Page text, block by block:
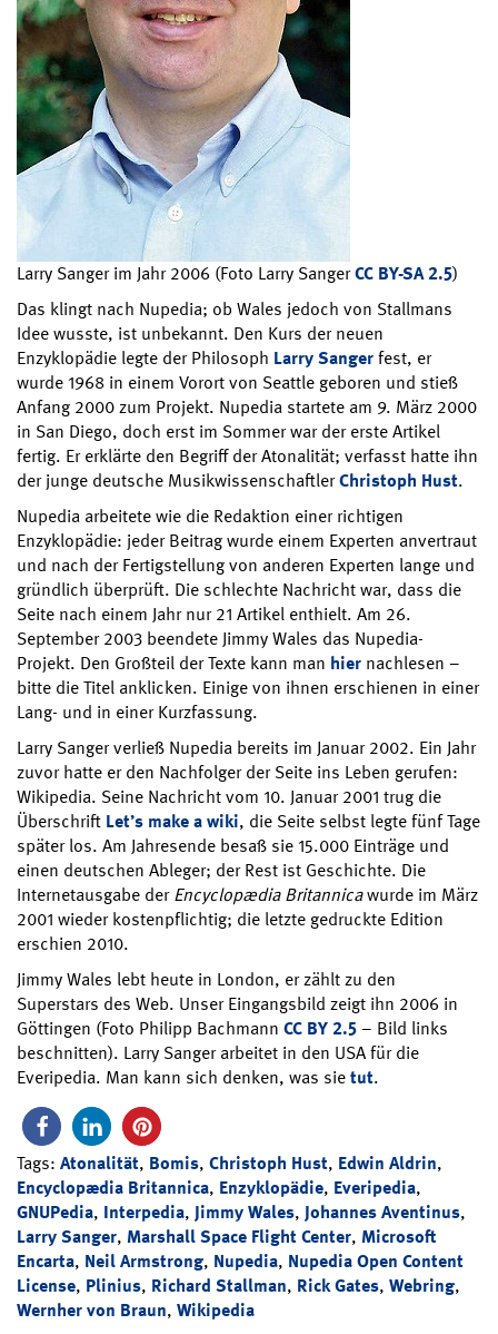
Larry Sanger im Jahr 2006 (Foto Larry SangerCC BY-SA 2.5)
Das klingt nach Nupedia; ob Wales jedoch von Stallmans
Idee wusste, ist unbekannt. Den Kurs der neuen
Enzyklopädie legte der Philosoph Larry Sangerfest, er
wurde 1968 in einem Vorort von Seattle geboren und stieß
Anfang 2000 zum Projekt. Nupedia startete am 9. März 2000
in San Diego, doch erst im Sommer war der erste Artikel
fertig. Er erklärte den Begriff der Atonalität; verfasst hatte ihn
der junge deutsche MusikwissenschaftlerChristoph Hust.
Nupedia arbeitete wie die Redaktion einer richtigen
Enzyklopädie: jeder Beitrag wurde einem Experten anvertraut
und nach der Fertigstellung von anderen Experten lange und
gründlich überprüft. Die schlechte Nachricht war, dass die
Seite nach einem Jahr nur 21 Artikel enthielt. Am 26.
September 2003 beendete Jimmy Wales das Nupedia-
Projekt. Den Großteil der Texte kann man hier nachlesen –
bitte die Titel anklicken. Einige von ihnen erschienen in einer
Lang- und in einer Kurzfassung.
Larry Sanger verließ Nupedia bereits im Januar 2002. Ein Jahr
zuvor hatte er den Nachfolger der Seite ins Leben gerufen:
Wikipedia. Seine Nachricht vom 10. Januar 2001 trug die
Überschrift Let’s make a wiki, die Seite selbst legte fünf Tage
später los. Am Jahresende besaß sie 15.000 Einträge und
einen deutschen Ableger; der Rest ist Geschichte. Die
Internetausgabe derEncyclopædia Britannicawurde im März
2001 wieder kostenpflichtig; die letzte gedruckte Edition
erschien 2010.
Jimmy Wales lebt heute in London, er zählt zu den
Superstars des Web. Unser Eingangsbild zeigt ihn 2006 in
Göttingen (Foto Philipp Bachmann CC BY 2.5– Bild links
beschnitten). Larry Sanger arbeitet in den USA für die
Everipedia. Man kann sich denken, was sietut.
Tags: Atonalität, Bomis, Christoph Hust, Edwin Aldrin,
Encyclopædia Britannica, Enzyklopädie, Everipedia,
GNUPedia, Interpedia, Jimmy Wales, Johannes Aventinus,
Larry Sanger, Marshall Space Flight Center, Microsoft
Encarta, Neil Armstrong, Nupedia, Nupedia Open Content
License, Plinius, Richard Stallman, Rick Gates, Webring,
Wernher von Braun, Wikipedia